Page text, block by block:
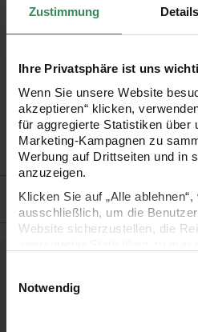
Zustimmung Details
Ihre Privatsphäre ist uns
Wenn Sie unsere Website
akzeptieren“ klicken,
für aggregierte Statistiken über
Marketing-Kampagnen zu
Werbung auf Drittseiten und in
anzuzeigen.
Klicken Sie auf „Alle
ausschließlich, um die
Website sicherzustellen, die
Ihre Einwilligung ist freiwillig
Link „Cookie-Einstellungen“
Notwendig
sehr beliebt. Sie zeichnen sich
und perfekt geformte Spitze aus.
Nadelspiel mit 5 Nadeln
Länge der Nadeln: 20 cm
Material: Bambus
Hersteller